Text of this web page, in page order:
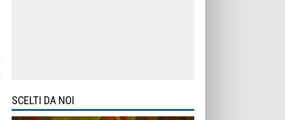
SCELTI DA NOI